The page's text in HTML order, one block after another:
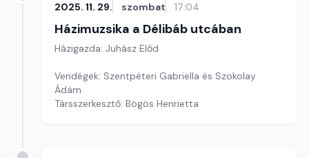
2025. 11. 29. szombat 17:04
Házimuzsika a Délibáb utcában
Házigazda: Juhász Előd
Vendégek: Szentpéteri Gabriella és Szokolay
Ádám
Társszerkesztő: Bögös Henrietta